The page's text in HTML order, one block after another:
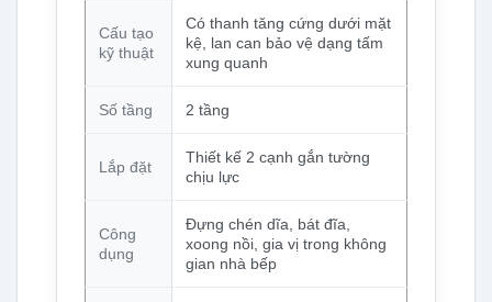
Cấu tạo
kỹ thuật
Có thanh tăng cứng dưới mặt
kệ, lan can bảo vệ dạng tấm
xung quanh
Số tầng 2 tầng
Lắp đặt
Thiết kế 2 cạnh gắn tường
chịu lực
Công
dụng
Đựng chén dĩa, bát đĩa,
xoong nồi, gia vị trong không
gian nhà bếp